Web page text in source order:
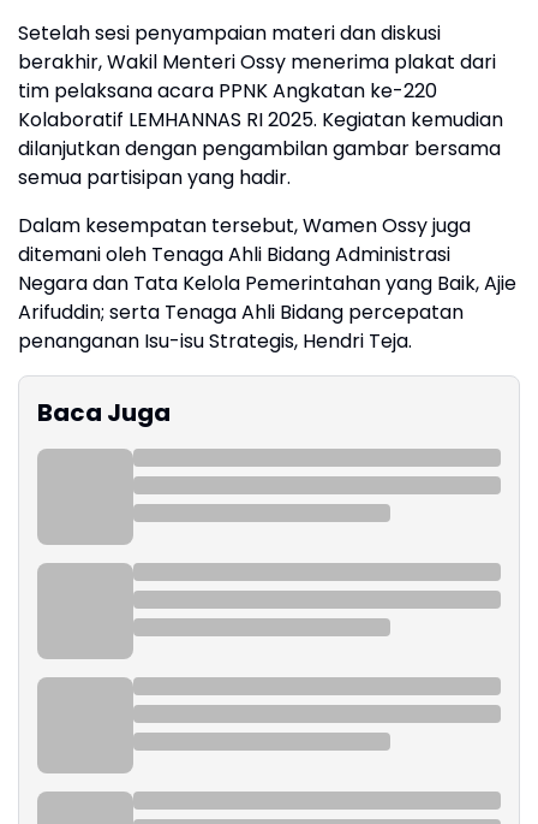
Setelah sesi penyampaian materi dan diskusi
berakhir, Wakil Menteri Ossy menerima plakat dari
tim pelaksana acara PPNK Angkatan ke-220
Kolaboratif LEMHANNAS RI 2025. Kegiatan kemudian
dilanjutkan dengan pengambilan gambar bersama
semua partisipan yang hadir.
Dalam kesempatan tersebut, Wamen Ossy juga
ditemani oleh Tenaga Ahli Bidang Administrasi
Negara dan Tata Kelola Pemerintahan yang Baik, Ajie
Arifuddin; serta Tenaga Ahli Bidang percepatan
penanganan Isu-isu Strategis, Hendri Teja.
Baca Juga